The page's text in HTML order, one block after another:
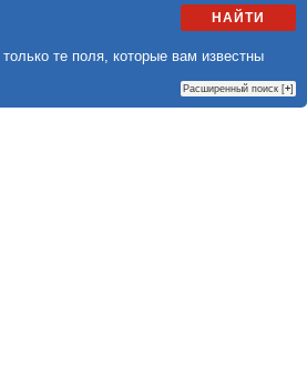
НАЙТИ
те поля, которые вам известны
Расширенный поиск [+]